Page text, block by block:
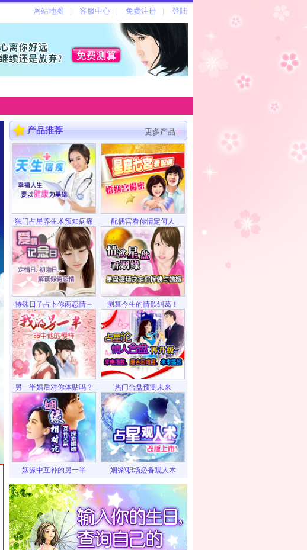
产品推荐 更多产品
独门占星养生术预知病痛 配偶宫看你情定何人
特殊日子占卜你两恋情～ 测算今生的情欲纠葛！
另一半婚后对你体贴吗？ 热门合盘预测未来
姻缘中互补的另一半 姻缘\职场必备观人术